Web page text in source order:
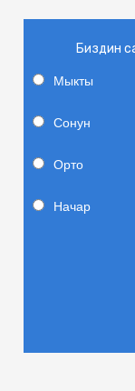
Биздин
Мыкты
Сонун
Орто
Начар